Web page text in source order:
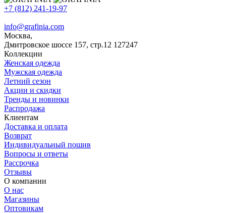
+7 (812) 241-19-97
info@grafinia.com
Москва,
Дмитровское шоссе 157, стр.12 127247
Коллекции
Женская одежда
Мужская одежда
Летний сезон
Акции и скидки
Тренды и новинки
Распродажа
Клиентам
Доставка и оплата
Возврат
Индивидуальный пошив
Вопросы и ответы
Рассрочка
Отзывы
О компании
О нас
Магазины
Оптовикам